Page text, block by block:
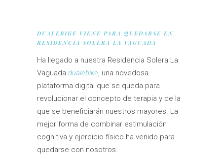
DUALEBIKE VIENE PARA QUEDARSE EN
RESIDENCIA SOLERA LA VAGUADA
Ha llegado a nuestra Residencia Solera La
Vaguada dualebike, una novedosa
plataforma digital que se queda para
revolucionar el concepto de terapia y de la
que se beneficiarán nuestros mayores. La
mejor forma de combinar estimulación
cognitiva y ejercicio físico ha venido para
quedarse con nosotros.